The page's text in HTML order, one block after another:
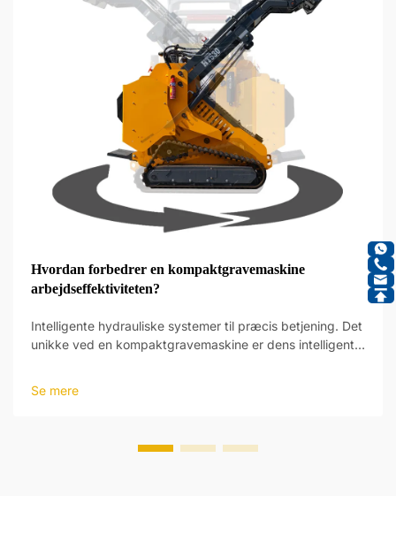
Hvordan forbedrer en kompaktgravemaskine
arbejdseffektiviteten?
Intelligente hydrauliske systemer til præcis betjening. Det
unikke ved en kompaktgravemaskine er dens intelligente
på operatørens input og foretage justeringer...
Se mere